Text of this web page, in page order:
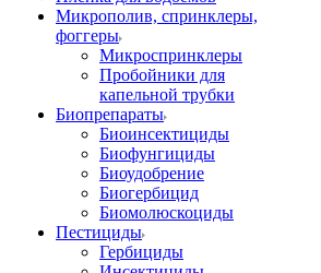
Микрополив, спринклеры,
фоггеры
Микроспринклеры
Пробойники для
капельной трубки
Биопрепараты
Биоинсектициды
Биофунгициды
Биоудобрение
Биогербицид
Биомолюскоциды
Пестициды
Гербициды